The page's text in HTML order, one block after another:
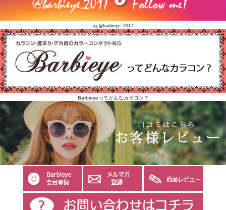
ig @barbieye_2017
Barbieyeってどんなカラコン？